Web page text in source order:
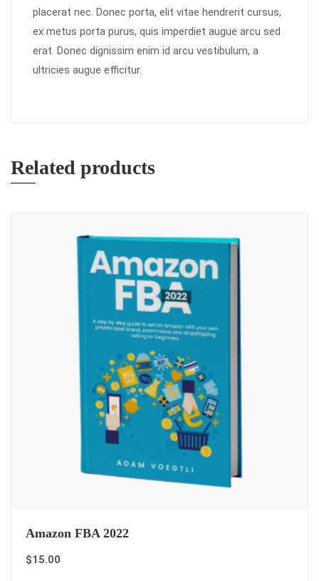
placerat nec. Donec porta, elit vitae hendrerit cursus,
ex metus porta purus, quis imperdiet augue arcu sed
erat. Donec dignissim enim id arcu vestibulum, a
ultricies augue efficitur.
Related products
Amazon FBA 2022
$15.00